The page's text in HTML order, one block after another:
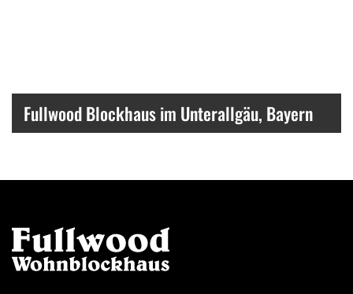
Fullwood Blockhaus im Unterallgäu, Bayern